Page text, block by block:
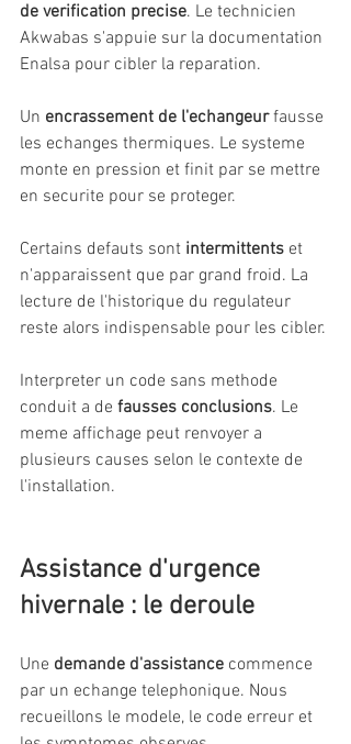
de verification precise. Le technicien
Akwabas s'appuie sur la documentation
Enalsa pour cibler la reparation.
Un encrassement de l'echangeur fausse
les echanges thermiques. Le systeme
monte en pression et finit par se mettre
en securite pour se proteger.
Certains defauts sont intermittents et
n'apparaissent que par grand froid. La
lecture de l'historique du regulateur
reste alors indispensable pour les cibler.
Interpreter un code sans methode
conduit a de fausses conclusions. Le
meme affichage peut renvoyer a
plusieurs causes selon le contexte de
l'installation.
Assistance d'urgence
hivernale : le deroule
Une demande d'assistance commence
par un echange telephonique. Nous
recueillons le modele, le code erreur et